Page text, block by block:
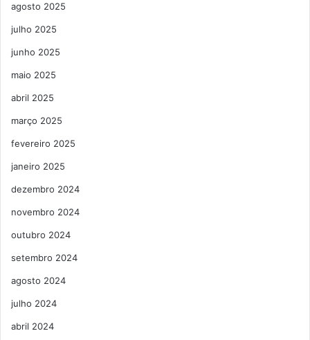
agosto 2025
julho 2025
junho 2025
maio 2025
abril 2025
março 2025
fevereiro 2025
janeiro 2025
dezembro 2024
novembro 2024
outubro 2024
setembro 2024
agosto 2024
julho 2024
abril 2024